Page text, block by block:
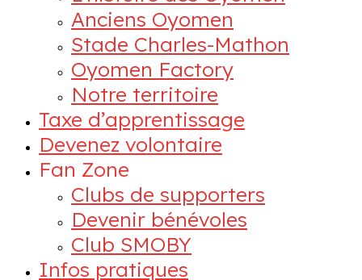
Anciens Oyomen
Stade Charles-Mathon
Oyomen Factory
Notre territoire
Taxe d’apprentissage
Devenez volontaire
Fan Zone
Clubs de supporters
Devenir bénévoles
Club SMOBY
Infos pratiques